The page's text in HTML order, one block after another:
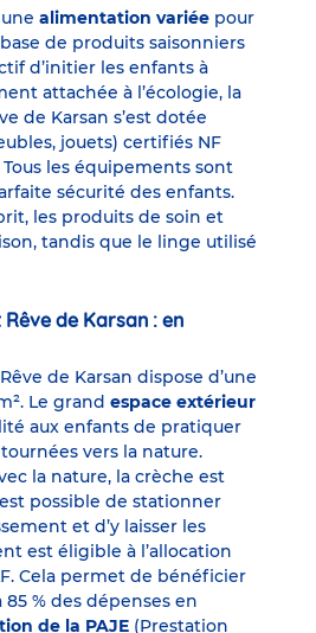
alimentation variée pour
de produits saisonniers
d’initier les enfants à
attachée à l’écologie, la
de Karsan s’est dotée
jouets) certifiés NF
les équipements sont
sécurité des enfants.
les produits de soin et
tandis que le linge utilisé
de Karsan : en
de Karsan dispose d’une
Le grand espace extérieur
aux enfants de pratiquer
vers la nature.
la nature, la crèche est
possible de stationner
et d’y laisser les
est éligible à l’allocation
Cela permet de bénéficier
85 % des dépenses en
de la PAJE (Prestation